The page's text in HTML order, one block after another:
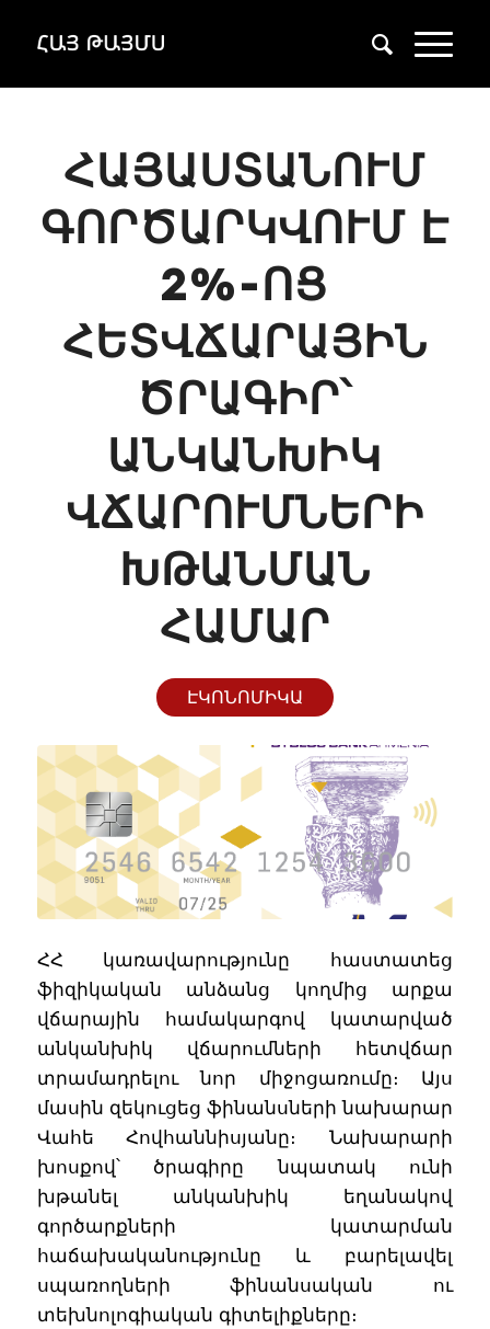
ՀԱՅԱՍՏԱՆՈՒՄ
ԳՈՐԾԱՐԿՎՈՒՄ Է
2%-ՈՑ
ՀԵՏՎՃԱՐԱՅԻՆ
ԾՐԱԳԻՐ՝
ԱՆԿԱՆԽԻԿ
ՎՃԱՐՈՒՄՆԵՐԻ
ԽԹԱՆՄԱՆ
ՀԱՄԱՐ
ԷԿՈՆՈՄԻԿԱ
ՀՀ կառավարությունը հաստատեց
ֆիզիկական անձանց կողմից արքա
վճարային համակարգով կատարված
անկանխիկ վճարումների հետվճար
տրամադրելու նոր միջոցառումը։ Այս
մասին զեկուցեց ֆինանսների նախարար
Վահե Հովհաննիսյանը։ Նախարարի
խոսքով՝ ծրագիրը նպատակ ունի
խթանել անկանխիկ եղանակով
գործարքների կատարման
հաճախականությունը և բարելավել
սպառողների ֆինանսական ու
տեխնոլոգիական գիտելիքները։